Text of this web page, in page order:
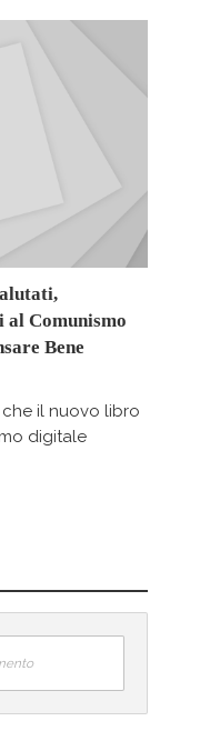
al Comunismo
Bene
il nuovo libro
digitale